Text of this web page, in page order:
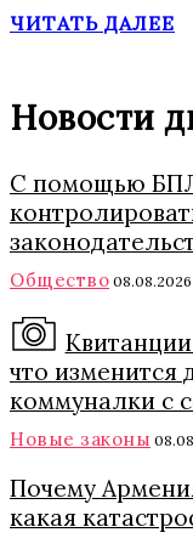
ЧИТАТЬ ДАЛЕЕ
Новости
С помощью
Общество 08.08.2026
что изменится
коммуналки с
Новые законы
Почему
какая